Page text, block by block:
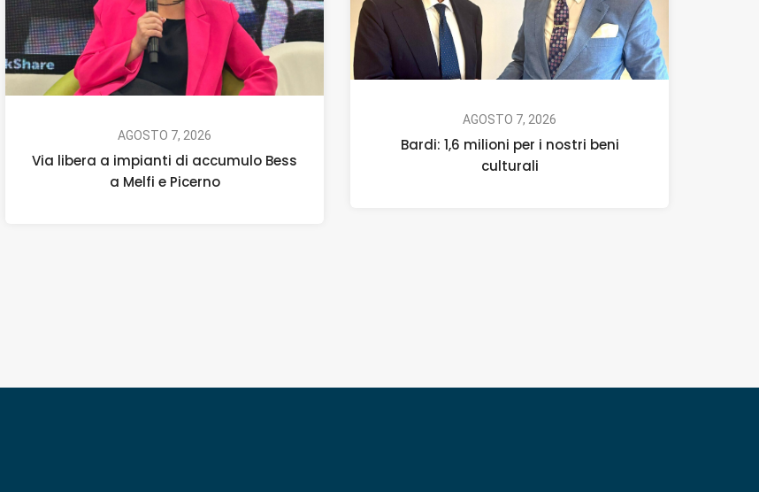
AGOSTO 7, 2026
Via libera a impianti di accumulo Bess
a Melfi e Picerno
AGOSTO 7, 2026
Bardi: 1,6 milioni per i nostri beni
culturali